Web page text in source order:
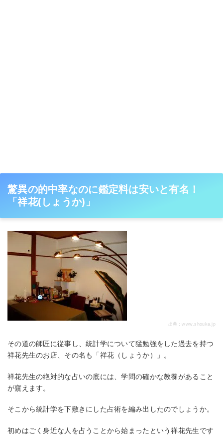
驚異の的中率なのに鑑定料は安いと有名！
「祥花(しょうか)」
出典：www.shouka.jp
その道の師匠に従事し、統計学について猛勉強をした過去を持つ
祥花先生のお店、その名も「祥花（しょうか）」。
祥花先生の絶対的な占いの底には、学問の確かな教養があること
が窺えます。
そこから統計学を下敷きにした占術を編み出したのでしょうか。
初めはごく身近な人を占うことから始まったという祥花先生です